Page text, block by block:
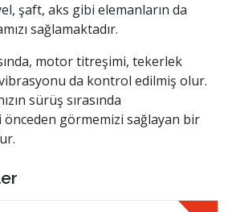
şaft, aks gibi elemanların da
sağlamaktadır.
motor titreşimi, tekerlek
da kontrol edilmiş olur.
sürüş sırasında
görmemizi sağlayan bir